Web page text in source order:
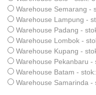
Warehouse Semarang -
Warehouse Lampung -
Warehouse Padang -
Warehouse Lombok -
Warehouse Kupang -
Warehouse Pekanbaru -
Warehouse Batam -
Warehouse Samarinda -